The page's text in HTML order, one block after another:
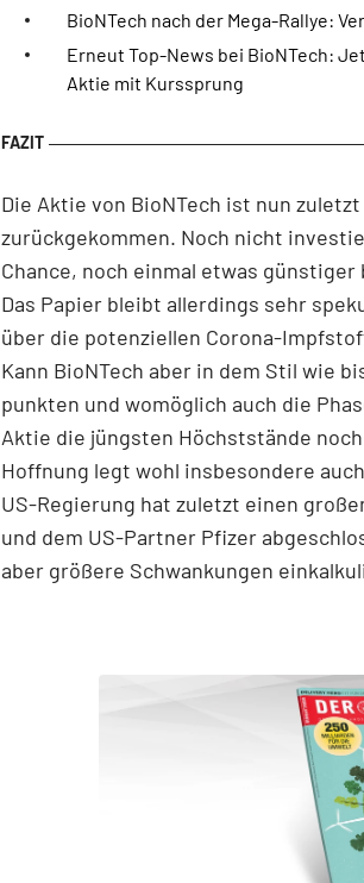
BioNTech nach der Mega-Rallye:
Erneut Top-News bei BioNTech:
Aktie mit Kurssprung
Die Aktie von BioNTech ist nun
zurückgekommen. Noch nicht
Chance, noch einmal etwas
Das Papier bleibt allerdings sehr
über die potenziellen Corona-
Kann BioNTech aber in dem Stil wie
punkten und womöglich auch die
Aktie die jüngsten Höchststände
Hoffnung legt wohl insbesondere
US-Regierung hat zuletzt einen
und dem US-Partner Pfizer
aber größere Schwankungen